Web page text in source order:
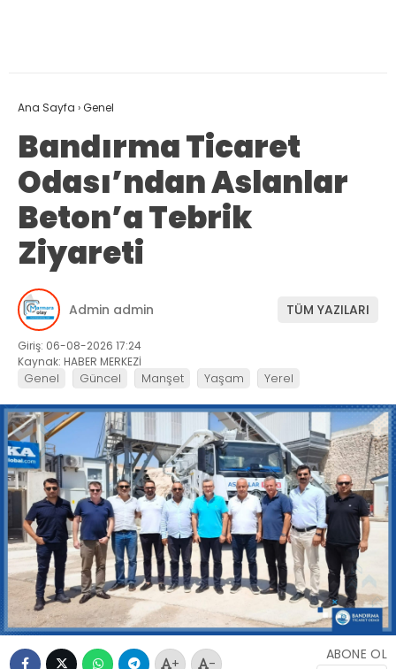
Ana Sayfa ›Genel
Bandırma Ticaret
Odası’ndan Aslanlar
Beton’a Tebrik
Ziyareti
Admin admin TÜM YAZILARI
Giriş: 06-08-2026 17:24
Kaynak: HABER MERKEZİ
Genel Güncel Manşet Yaşam Yerel
+ -
ABONE OL